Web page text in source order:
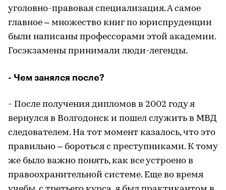
уголовно-правовая специализация. А самое
главное – множество книг по юриспруденции
были написаны профессорами этой академии.
Госэкзамены принимали люди-легенды.
- Чем занялся после?
- После получения дипломов в 2002 году я
вернулся в Волгодонск и пошел служить в МВД
следователем. На тот момент казалось, что это
правильно – бороться с преступниками. К тому
же было важно понять, как все устроено в
правоохранительной системе. Еще во время